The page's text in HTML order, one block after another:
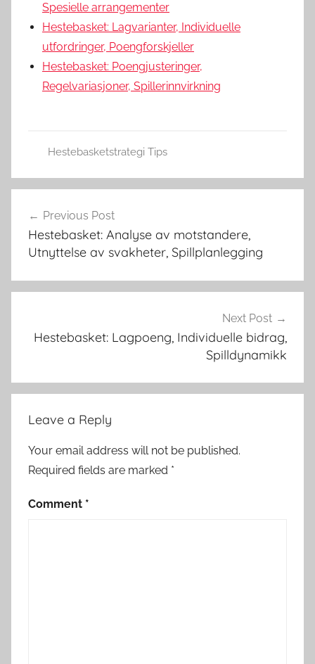
Spesielle arrangementer
Hestebasket: Lagvarianter, Individuelle
utfordringer, Poengforskjeller
Hestebasket: Poengjusteringer,
Regelvariasjoner, Spillerinnvirkning
Hestebasketstrategi Tips
navigation
Previous Post
Hestebasket: Analyse av motstandere,
Utnyttelse av svakheter, Spillplanlegging
Next Post
Hestebasket: Lagpoeng, Individuelle bidrag,
Spilldynamikk
Leave a Reply
Your email address will not be published.
Required fields are marked *
Comment *